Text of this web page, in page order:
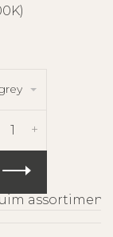
+
assortiment